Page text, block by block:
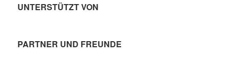
UNTERSTÜTZT VON
PARTNER UND FREUNDE